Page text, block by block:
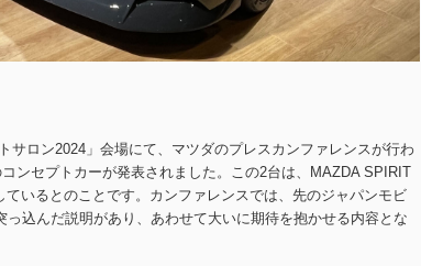
サロン2024」会場にて、マツダのプレスカンファレンスが行わ
ンセプトカーが発表されました。この2台は、MAZDA SPIRIT
いるとのことです。カンファレンスでは、先のジャパンモビ
込んだ説明があり、あわせて大いに期待を抱かせる内容とな